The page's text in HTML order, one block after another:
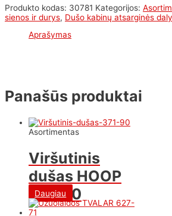
Produkto kodas: 30781 Kategorijos:
sienos ir durys, Dušo kabinų atsarginės
Aprašymas
Panašūs produktai
Asortimentas
Viršutinis
dušas HOOP
371-90
Daugiau